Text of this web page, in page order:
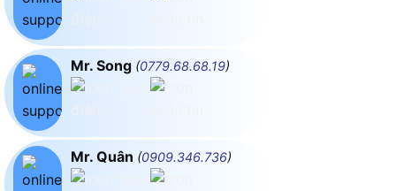
Mr. Song (0779.68.68.19)
Mr. Quân (0909.346.736)